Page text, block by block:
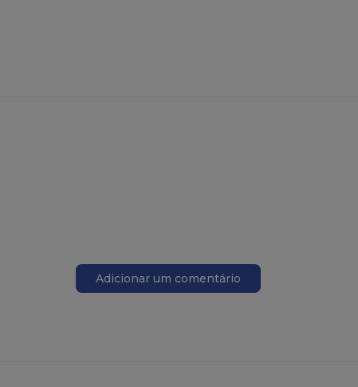
Adicionar um comentário